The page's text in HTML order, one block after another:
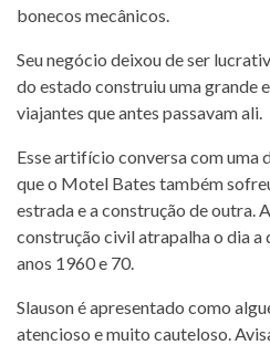
bonecos mecânicos.
Seu negócio deixou de ser
do estado construiu uma grande
viajantes que antes passavam ali.
Esse artifício conversa com uma
que o Motel Bates também
estrada e a construção de outra.
construção civil atrapalha o dia a
anos 1960 e 70.
Slauson é apresentado como
atencioso e muito cauteloso.